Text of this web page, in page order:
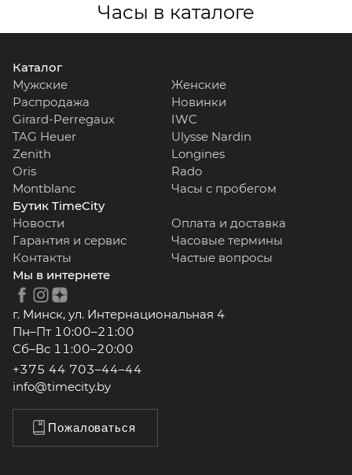
Часы в каталоге
Каталог
Мужские
Женские
Распродажа
Новинки
Girard-Perregaux
IWC
TAG Heuer
Ulysse Nardin
Zenith
Longines
Oris
Rado
Montblanc
Часы с пробегом
Бутик TimeCity
Новости
Оплата и доставка
Гарантия и сервис
Часовые термины
Контакты
Частые вопросы
Мы в интернете
г. Минск, ул. Интернациональная 4
Пн–Пт 10:00–21:00
Сб–Вс 11:00–20:00
+375 44 703–44–44
info@timecity.by
Пожаловаться